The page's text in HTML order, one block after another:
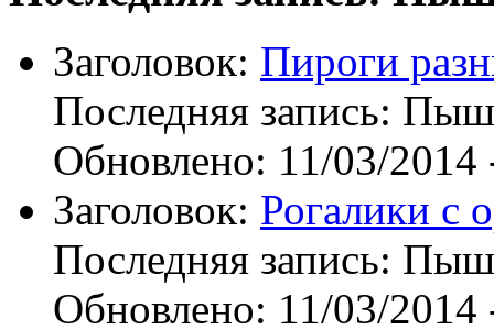
Заголовок: Пироги
Последняя запись:
Обновлено: 11/03/2014
Заголовок: Рогалики с
Последняя запись:
Обновлено: 11/03/2014